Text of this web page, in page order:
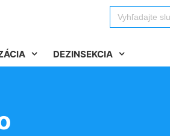
Search
for:
DEZINSEKCIA